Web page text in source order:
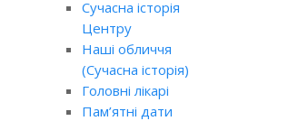
Сучасна історія
Центру
Наші обличчя
(Сучасна історія)
Головні лікарі
Пам’ятні дати